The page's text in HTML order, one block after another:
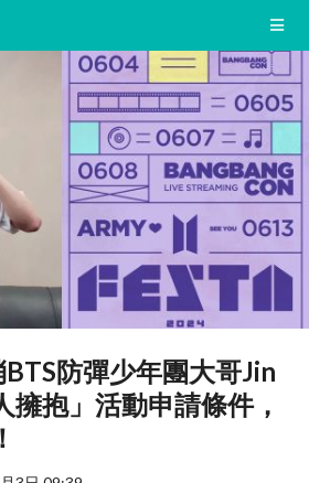
防彈少年團大哥Jin
擁抱」活動申請條件，